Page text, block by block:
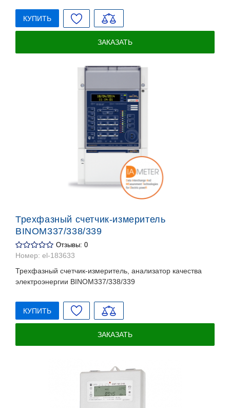
КУПИТЬ
ЗАКАЗАТЬ
Трехфазный счетчик-измеритель
BINOM337/338/339
Отзывы: 0
Номер: el-183633
Трехфазный счетчик-измеритель, анализатор качества
электроэнергии BINOM337/338/339
КУПИТЬ
ЗАКАЗАТЬ